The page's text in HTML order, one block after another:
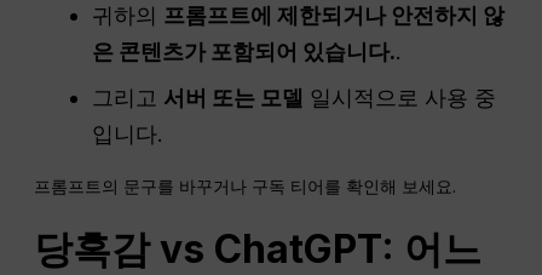
귀하의 프롬프트에 제한되거나 안전하지 않
은 콘텐츠가 포함되어 있습니다..
그리고 서버 또는 모델 일시적으로 사용 중
입니다.
프롬프트의 문구를 바꾸거나 구독 티어를 확인해 보세요.
당혹감vs ChatGPT: 어느